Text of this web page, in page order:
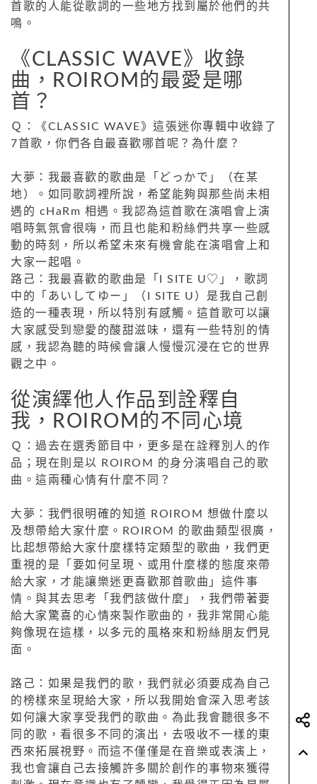
首歌的人能從歌詞的一些地方找到屬於他們的共
鳴。
《CLASSIC WAVE》收錄
曲，ROIROM的最愛是哪
首？
Ｑ：《CLASSIC WAVE》這張迷你專輯中收錄了
7首歌，你們各自最喜歡哪首呢？為什麼？
大夢：我最喜歡的歌曲是「どっかで」（在某
地）。如同歌詞裡所說，希望能夠與那些尚未相
遇的 cHaRm 相遇。我認為這首歌在演唱會上演
唱時氣氛會很嗨，而且也能和粉絲們共享一些感
動的時刻，所以希望未來有機會能在演唱會上和
大家一起唱。
路己：我最喜歡的歌曲是「I SITE U♡」，歌詞
中的「あいしてゆー」（I SITE U）是我自己創
造的一種表現，所以特別有感觸。這首歌可以讓
大家感受到戀愛的酸甜滋味，還有一些特別的情
感，我認為聽的時候會讓人慢慢沉浸在它的世界
觀之中。
從演繹他人作品到詮釋自
我，ROIROM的不同心境
Ｑ：過去在選秀節目中，更多是在詮釋別人的作
品；現在則是以 ROIROM 的身分演唱自己的歌
曲。這兩種心情有什麼不同？
大夢：我們很明確的知道 ROIROM 想做什麼以
及想帶給大家什麼。ROIROM 的歌曲類型很廣，
比起想帶給大家什麼樣特定類型的歌曲，我們更
重視的是「要如何呈現、或用什麼樣的態度來帶
給大家，才能讓樂迷更喜歡那首歌曲」這件事
情。與其去思考「我們該做什麼」，我們帶著要
給大家驚喜的心情來製作歌曲的，我非常開心能
夠像現在這樣，以多元的風格來和粉絲朋友們見
面。
路己：如果是我們的歌，我們就必須要成為自己
的榜樣來呈現給大家，所以我開始會深入思考該
如何讓大家享受我們的歌曲。為此我會聽很多不
同的歌，看很多不同的演出，去吸收不一樣的東
西來拓展視野。而這不僅僅是在音樂或表演上，
我也會讓自己去接觸許多關於創作的事物來獲得